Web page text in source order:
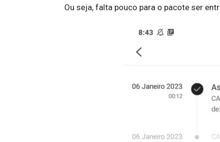
Ou seja, falta pouco para o pacote ser